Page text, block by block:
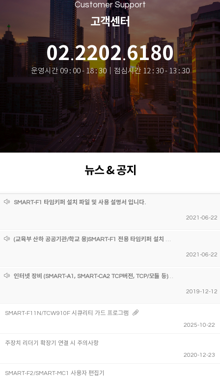
Customer Support
고객센터
02.2202.6180
운영시간 09 : 00 - 18 : 30｜점심시간 12 : 30 - 13 : 30
뉴스 & 공지
SMART-F1 타임키퍼 설치 파일 및 사용 설명서 입니다.
2021-06-22
(교육부 산하 공공기관/학교 용)SMART-F1 전용 타임키퍼 설치 파일 및 사용 설명서 입니다.
2021-06-22
인터넷 장비 (SMART-A1, SMART-CA2 TCP버전, TCP/모듈 등) 설정 프로그램 및 설명서
2019-12-12
SMART-F11N/TCW910F 시큐리티 가드 프로그램
2025-10-22
주장치 리더기 확장기 연결 시 주의사항
2020-12-23
SMART-F2/SMART-MC1 사용자 편집기